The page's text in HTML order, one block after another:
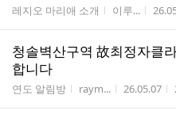
게시판명
레지오 마리애 소개 작성자
이루... 작성
청솔벽산구역 故최정자클
합니다
게시판명
연도 알림방 작성자
raym... 작성시간
26.05.07